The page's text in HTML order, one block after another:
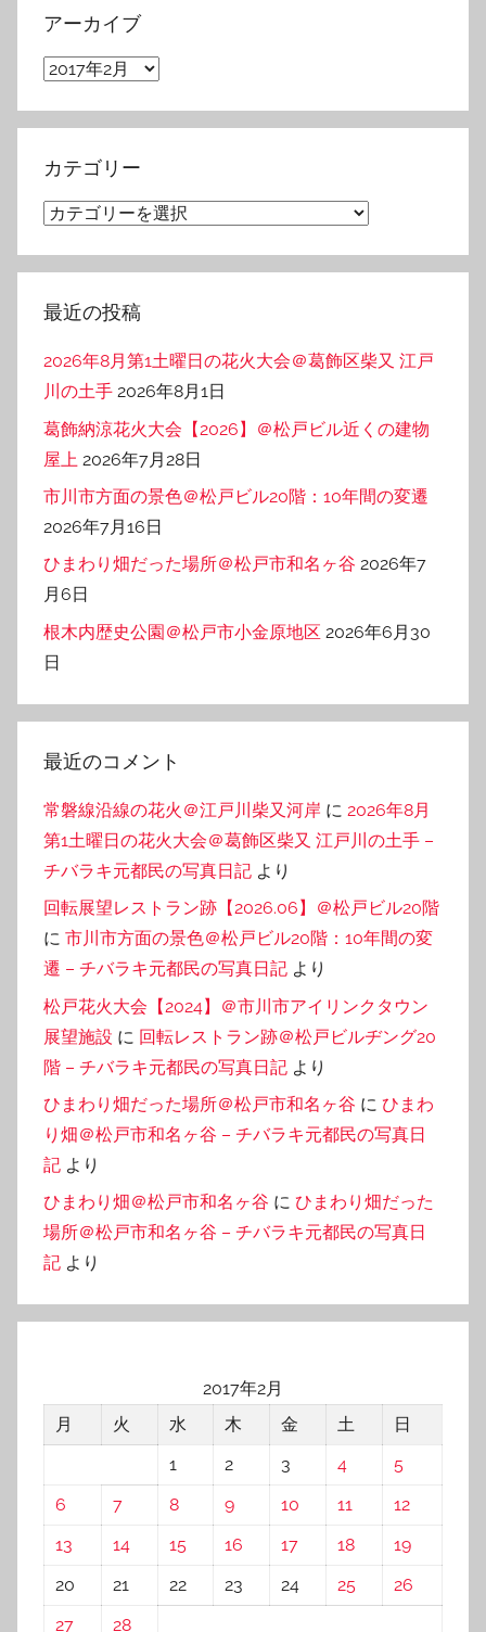
アーカイブ
ア
カ
イ
カテゴリー
カ
ゴ
リ
最近の投稿
2026年8月第1土曜日の花火大会＠葛飾区柴又 江戸
川の土手 2026年8月1日
葛飾納涼花火大会【2026】＠松戸ビル近くの建物
屋上 2026年7月28日
市川市方面の景色＠松戸ビル20階：10年間の変遷
2026年7月16日
ひまわり畑だった場所＠松戸市和名ヶ谷 2026年7
月6日
根木内歴史公園＠松戸市小金原地区 2026年6月30
日
最近のコメント
常磐線沿線の花火＠江戸川柴又河岸 に 2026年8月
第1土曜日の花火大会＠葛飾区柴又 江戸川の土手 –
チバラキ元都民の写真日記 より
回転展望レストラン跡【2026.06】＠松戸ビル20階
に 市川市方面の景色＠松戸ビル20階：10年間の変
遷 – チバラキ元都民の写真日記 より
松戸花火大会【2024】＠市川市アイリンクタウン
展望施設 に 回転レストラン跡＠松戸ビルヂング20
階 – チバラキ元都民の写真日記 より
ひまわり畑だった場所＠松戸市和名ヶ谷 に ひまわ
り畑＠松戸市和名ヶ谷 – チバラキ元都民の写真日
記 より
ひまわり畑＠松戸市和名ヶ谷 に ひまわり畑だった
場所＠松戸市和名ヶ谷 – チバラキ元都民の写真日
記 より
2017年2月
月
火 水 木 金 土
日
1
2 3 4
5
6
7 8 9 10 11
12
13
14 15 16 17 18
19
20
21 22 23 24 25
26
27
28